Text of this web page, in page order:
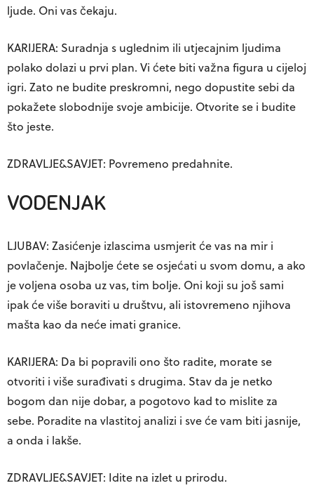
ljude. Oni vas čekaju.
KARIJERA: Suradnja s uglednim ili utjecajnim ljudima
polako dolazi u prvi plan. Vi ćete biti važna figura u cijeloj
igri. Zato ne budite preskromni, nego dopustite sebi da
pokažete slobodnije svoje ambicije. Otvorite se i budite
što jeste.
ZDRAVLJE&SAVJET: Povremeno predahnite.
VODENJAK
LJUBAV: Zasićenje izlascima usmjerit će vas na mir i
povlačenje. Najbolje ćete se osjećati u svom domu, a ako
je voljena osoba uz vas, tim bolje. Oni koji su još sami
ipak će više boraviti u društvu, ali istovremeno njihova
mašta kao da neće imati granice.
KARIJERA: Da bi popravili ono što radite, morate se
otvoriti i više surađivati s drugima. Stav da je netko
bogom dan nije dobar, a pogotovo kad to mislite za
sebe. Poradite na vlastitoj analizi i sve će vam biti jasnije,
a onda i lakše.
ZDRAVLJE&SAVJET: Idite na izlet u prirodu.